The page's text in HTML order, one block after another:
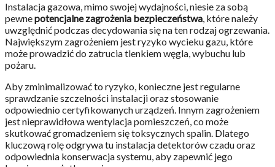
Instalacja gazowa, mimo swojej wydajności, niesie za sobą
pewnepotencjalne zagrożenia bezpieczeństwa, które należy
uwzględnić podczas decydowania się na ten rodzaj ogrzewania.
Największym zagrożeniem jest ryzyko wycieku gazu, które
może prowadzić do zatrucia tlenkiem węgla, wybuchu lub
pożaru.
Aby zminimalizować to ryzyko, konieczne jest regularne
sprawdzanie szczelności instalacji oraz stosowanie
odpowiednio certyfikowanych urządzeń. Innym zagrożeniem
jest nieprawidłowa wentylacja pomieszczeń, co może
skutkować gromadzeniem się toksycznych spalin. Dlatego
kluczową rolę odgrywa tu instalacja detektorów czadu oraz
odpowiednia konserwacja systemu, aby zapewnić jego